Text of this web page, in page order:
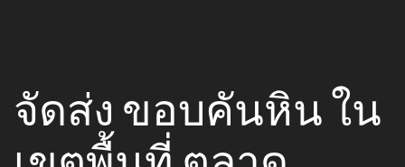
จัดส่ง ขอบคันหิน ใน